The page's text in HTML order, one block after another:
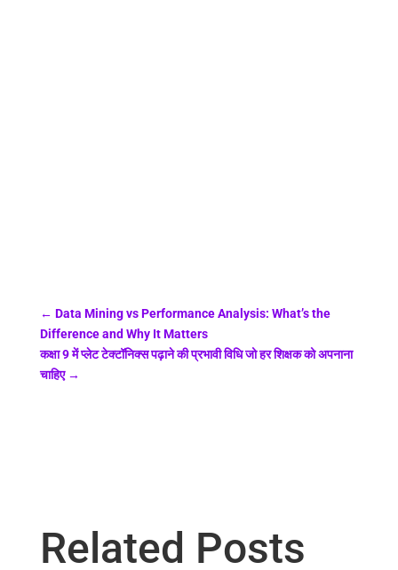
← Data Mining vs Performance Analysis: What’s the
Difference and Why It Matters
कक्षा 9 में प्लेट टेक्टॉनिक्स पढ़ाने की प्रभावी विधि जो हर शिक्षक को अपनाना
चाहिए→
Related Posts